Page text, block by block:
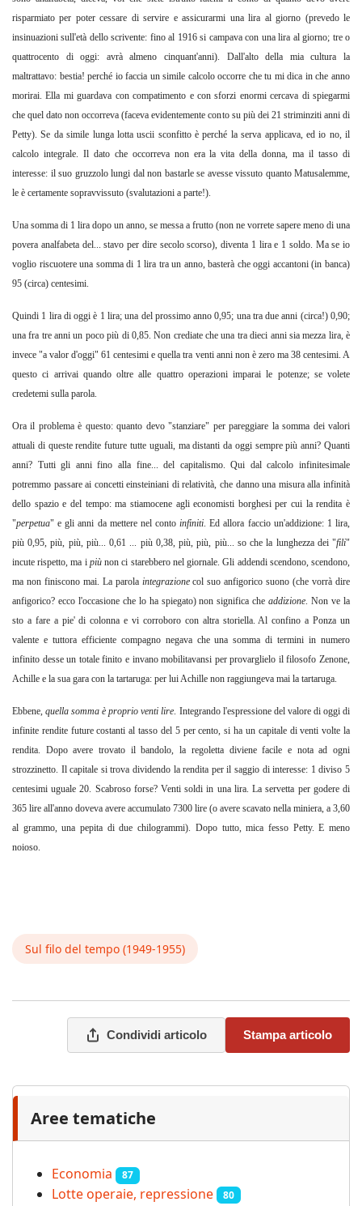
risparmiato per poter cessare di servire e assicurarmi una lira al giorno (prevedo le
insinuazioni sull'età dello scrivente: fino al 1916 si campava con una lira al giorno; tre o
quattrocento di oggi: avrà almeno cinquant'anni). Dall'alto della mia cultura la
maltrattavo: bestia! perché io faccia un simile calcolo occorre che tu mi dica in che anno
morirai. Ella mi guardava con compatimento e con sforzi enormi cercava di spiegarmi
che quel dato non occorreva (faceva evidentemente conto su più dei 21 striminziti anni di
Petty). Se da simile lunga lotta uscii sconfitto è perché la serva applicava, ed io no, il
calcolo integrale. Il dato che occorreva non era la vita della donna, ma il tasso di
interesse: il suo gruzzolo lungi dal non bastarle se avesse vissuto quanto Matusalemme,
le è certamente sopravvissuto (svalutazioni a parte!).
Una somma di 1 lira dopo un anno, se messa a frutto (non ne vorrete sapere meno di una
povera analfabeta del... stavo per dire secolo scorso), diventa 1 lira e 1 soldo. Ma se io
voglio riscuotere una somma di 1 lira tra un anno, basterà che oggi accantoni (in banca)
95 (circa) centesimi.
Quindi 1 lira di oggi è 1 lira; una del prossimo anno 0,95; una tra due anni (circa!) 0,90;
una fra tre anni un poco più di 0,85. Non crediate che una tra dieci anni sia mezza lira, è
invece "a valor d'oggi" 61 centesimi e quella tra venti anni non è zero ma 38 centesimi. A
questo ci arrivai quando oltre alle quattro operazioni imparai le potenze; se volete
credetemi sulla parola.
Ora il problema è questo: quanto devo "stanziare" per pareggiare la somma dei valori
attuali di queste rendite future tutte uguali, ma distanti da oggi sempre più anni? Quanti
anni? Tutti gli anni fino alla fine... del capitalismo. Qui dal calcolo infinitesimale
potremmo passare ai concetti einsteiniani di relatività, che danno una misura alla infinità
dello spazio e del tempo: ma stiamocene agli economisti borghesi per cui la rendita è
"perpetua" e gli anni da mettere nel contoinfiniti. Ed allora faccio un'addizione: 1 lira,
più 0,95, più, più, più... 0,61 ... più 0,38, più, più, più... so che la lunghezza dei "fili"
incute rispetto, ma i piùnon ci starebbero nel giornale. Gli addendi scendono, scendono,
ma non finiscono mai. La parola integrazionecol suo anfigorico suono (che vorrà dire
anfigorico? ecco l'occasione che lo ha spiegato) non significa cheaddizione. Non ve la
sto a fare a pie' di colonna e vi corroboro con altra storiella. Al confino a Ponza un
valente e tuttora efficiente compagno negava che una somma di termini in numero
infinito desse un totale finito e invano mobilitavansi per provarglielo il filosofo Zenone,
Achille e la sua gara con la tartaruga: per lui Achille non raggiungeva mai la tartaruga.
Ebbene,quella somma è proprio venti lire. Integrando l'espressione del valore di oggi di
infinite rendite future costanti al tasso del 5 per cento, si ha un capitale di venti volte la
rendita. Dopo avere trovato il bandolo, la regoletta diviene facile e nota ad ogni
strozzinetto. Il capitale si trova dividendo la rendita per il saggio di interesse: 1 diviso 5
centesimi uguale 20. Scabroso forse? Venti soldi in una lira. La servetta per godere di
365 lire all'anno doveva avere accumulato 7300 lire (o avere scavato nella miniera, a 3,60
al grammo, una pepita di due chilogrammi). Dopo tutto, mica fesso Petty. E meno
noioso.
Sul filo del tempo (1949-1955)
Condividi articolo Stampa articolo
Aree tematiche
Economia 87
Lotte operaie, repressione 80